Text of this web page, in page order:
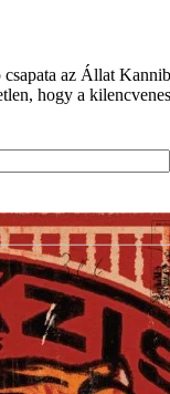
az Állat
hogy a